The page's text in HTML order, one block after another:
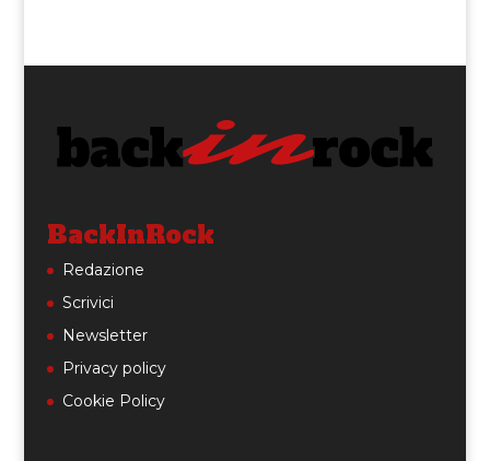
BackInRock
Redazione
Scrivici
Newsletter
Privacy policy
Cookie Policy